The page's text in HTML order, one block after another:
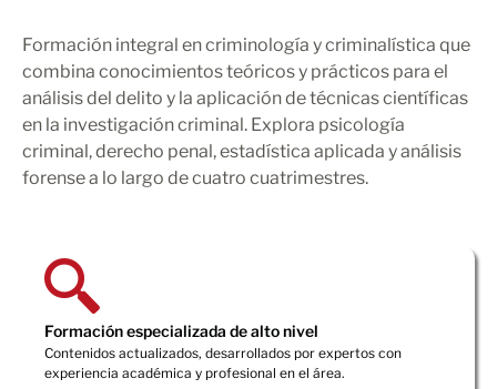
Formación integral en criminología y criminalística que
combina conocimientos teóricos y prácticos para el
análisis del delito y la aplicación de técnicas científicas
en la investigación criminal. Explora psicología
criminal, derecho penal, estadística aplicada y análisis
forense a lo largo de cuatro cuatrimestres.
Formación especializada de alto nivel
Contenidos actualizados, desarrollados por expertos con
experiencia académica y profesional en el área.